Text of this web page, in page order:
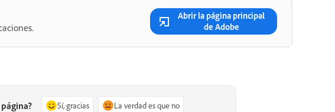
Abrir la página principal
de Adobe
Sí, gracias La verdad es que no